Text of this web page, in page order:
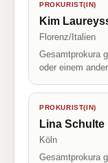
PROKURIST(IN)
Kim
Florenz/Italien
Gesamtprokura
oder einem
PROKURIST(IN)
Lina Schulte
Köln
Gesamtprokura